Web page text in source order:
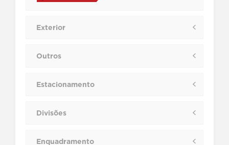
Exterior
Outros
Estacionamento
Divisões
Enquadramento